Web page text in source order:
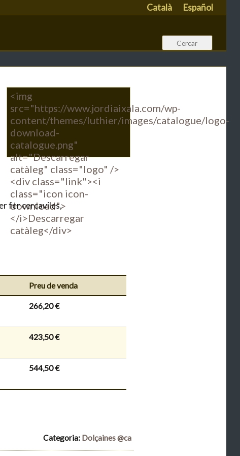
Català Español
<img
src="https://www.jordiaixala.com/wp-
content/themes/luthier/images/catalogue/logo-
download-
catalogue.png"
alt="Descarregar
catàleg" class="logo" />
<div class="link"><i
class="icon icon-
download">
</i>Descarregar
catàleg</div>
fer cercaviles,
Preu de venda
266,20 €
423,50 €
544,50 €
Categoria: Dolçaines @ca